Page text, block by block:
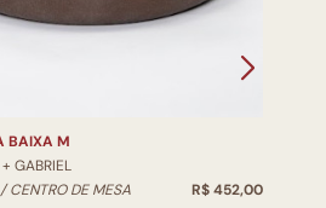
BAIXA M
GABRIEL
CENTRO DE MESA
R$ 452,00